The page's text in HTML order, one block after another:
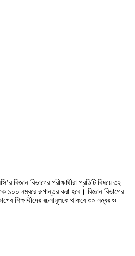
বিভাগের পরীক্ষার্থীরা প্রতিটি বিষয়ে ৩২
১০০ নম্বরে রূপান্তর করা হবে। বিজ্ঞান বিভাগের
শিক্ষার্থীদের রচনামূলকে থাকবে ৩০ নম্বর ও